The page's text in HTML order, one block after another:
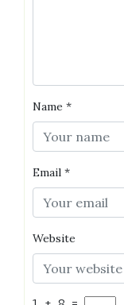
Name *
Email *
Website